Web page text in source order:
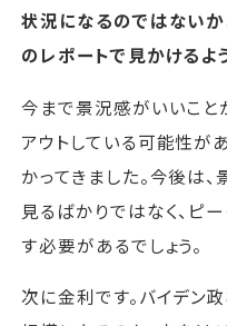
状況になるのではないか
のレポートで見かけるよ
今まで景況感がいいこと
アウトしている可能性が
かってきました。今後は
見るばかりではなく、ピ
す必要があるでしょう。
次に金利です。バイデン